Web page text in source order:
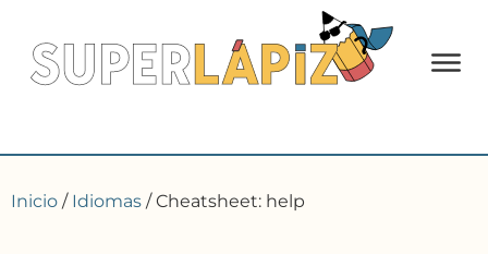
Inicio / Idiomas / Cheatsheet: help